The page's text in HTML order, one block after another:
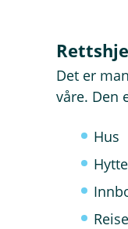
Det er
våre. Den
Hus
Hytte
Reise